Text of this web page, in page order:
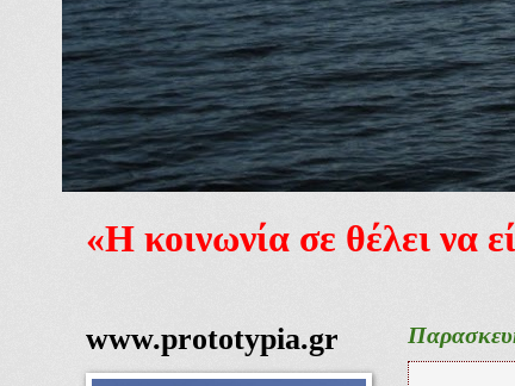
«Η κοινωνία σε θέλει να
www.prototypia.gr